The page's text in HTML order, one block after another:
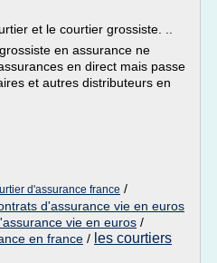
et le courtier grossiste. ..
en assurance ne
en direct mais passe
et autres distributeurs en
d'assurance france /
d'assurance vie en euros
vie en euros /
en france / les courtiers